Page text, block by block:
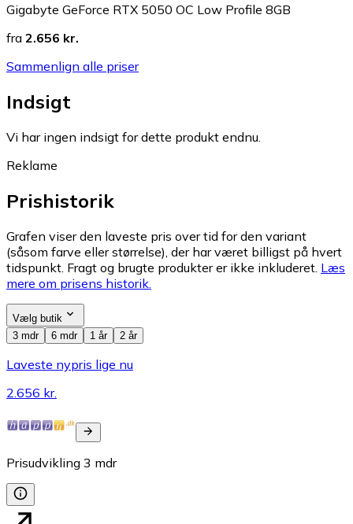
Gigabyte GeForce RTX 5050 OC Low Profile 8GB
fra 2.656 kr.
Sammenlign alle priser
Indsigt
Vi har ingen indsigt for dette produkt endnu.
Reklame
Prishistorik
Grafen viser den laveste pris over tid for den variant
(såsom farve eller størrelse), der har været billigst på hvert
tidspunkt. Fragt og brugte produkter er ikke inkluderet. Læs
mere om prisens historik.
Vælg butik
3 mdr
6 mdr 1 år 2 år
Laveste nypris lige nu
2.656 kr.
Prisudvikling 3 mdr